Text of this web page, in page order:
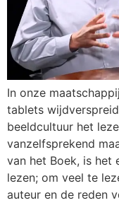
In onze
tablets
beeldcultuur het
vanzelfsprekend
van het Boek, is het
lezen; om veel te
auteur en de reden